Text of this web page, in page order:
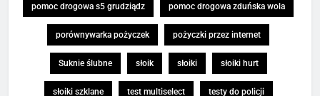
pomoc drogowa s5 grudziądz pomoc drogowa zduńska wola
porównywarka pożyczek pożyczki przez internet
Suknie ślubne słoik słoiki słoiki hurt
słoiki szklane test multiselect testy do policji